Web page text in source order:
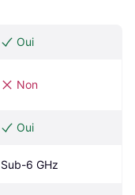
Oui
Non
Oui
Sub-6 GHz